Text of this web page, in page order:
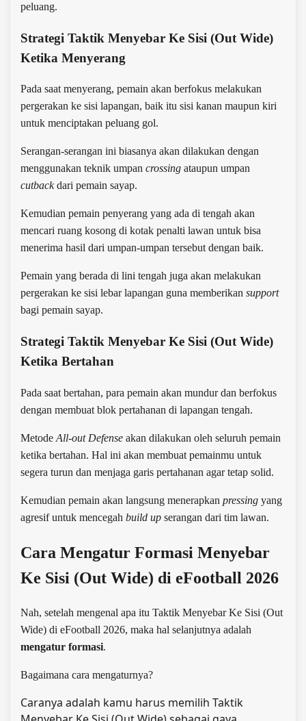
peluang.
Strategi Taktik Menyebar Ke Sisi (Out Wide)
Ketika Menyerang
Pada saat menyerang, pemain akan berfokus melakukan
pergerakan ke sisi lapangan, baik itu sisi kanan maupun kiri
untuk menciptakan peluang gol.
Serangan-serangan ini biasanya akan dilakukan dengan
menggunakan teknik umpan crossing ataupun umpan
cutbackdari pemain sayap.
Kemudian pemain penyerang yang ada di tengah akan
mencari ruang kosong di kotak penalti lawan untuk bisa
menerima hasil dari umpan-umpan tersebut dengan baik.
Pemain yang berada di lini tengah juga akan melakukan
pergerakan ke sisi lebar lapangan guna memberikan support
bagi pemain sayap.
Strategi Taktik Menyebar Ke Sisi (Out Wide)
Ketika Bertahan
Pada saat bertahan, para pemain akan mundur dan berfokus
dengan membuat blok pertahanan di lapangan tengah.
Metode All-out Defense akan dilakukan oleh seluruh pemain
ketika bertahan. Hal ini akan membuat pemainmu untuk
segera turun dan menjaga garis pertahanan agar tetap solid.
Kemudian pemain akan langsung menerapkan pressing yang
agresif untuk mencegah build up serangan dari tim lawan.
Cara Mengatur Formasi Menyebar
Ke Sisi (Out Wide) di eFootball 2026
Nah, setelah mengenal apa itu Taktik Menyebar Ke Sisi (Out
Wide) di eFootball 2026, maka hal selanjutnya adalah
mengatur formasi.
Bagaimana cara mengaturnya?
Caranya adalah kamu harus memilih Taktik